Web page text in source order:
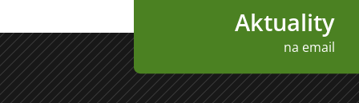
Aktuality
na email